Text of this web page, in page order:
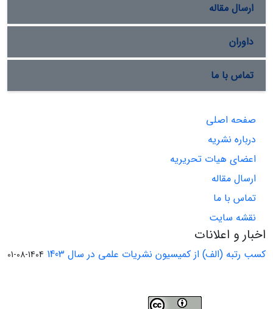
ارسال مقاله
داوران
تماس با ما
صفحه اصلی
درباره نشریه
اعضای هیات تحریریه
ارسال مقاله
تماس با ما
نقشه سایت
اخبار و اعلانات
کسب رتبه (الف) از کمیسیون نشریات علمی در سال 1403 1404-08-01